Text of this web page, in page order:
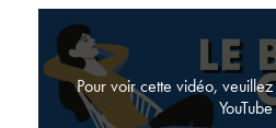
Pour voir cette vidéo,
YouTube